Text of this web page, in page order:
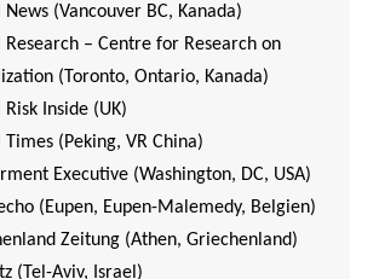
News (Vancouver BC, Kanada)
Research – Centre for Research on
(Toronto, Ontario, Kanada)
Inside (UK)
Times (Peking, VR China)
Executive (Washington, DC, USA)
(Eupen, Eupen-Malemedy, Belgien)
Zeitung (Athen, Griechenland)
(Tel-Aviv, Israel)